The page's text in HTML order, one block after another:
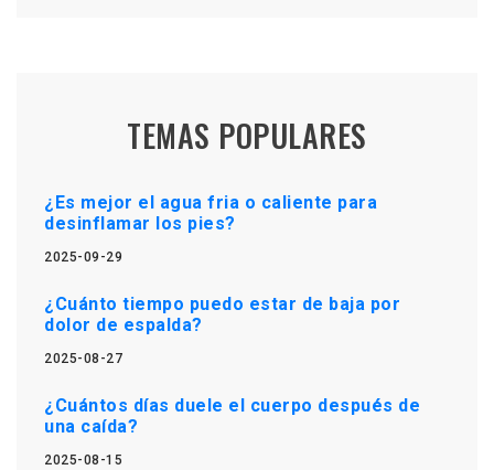
TEMAS POPULARES
¿Es mejor el agua fria o caliente para
desinflamar los pies?
2025-09-29
¿Cuánto tiempo puedo estar de baja por
dolor de espalda?
2025-08-27
¿Cuántos días duele el cuerpo después de
una caída?
2025-08-15